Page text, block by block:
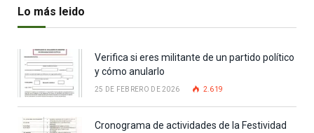
Lo más leido
Verifica si eres militante de un partido político
y cómo anularlo
25 DE FEBRERO DE 2026 2.619
Cronograma de actividades de la Festividad